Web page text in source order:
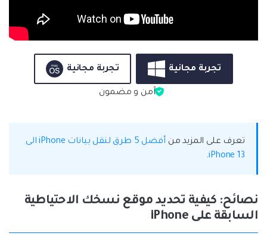
تجربة مجانية تجربة مجانية
آمن و مضمون
تعرف على المزيد من
أفضل 5 طرق لنقل بيانات iPhone الى
iPhone 13
.
نصائح: كيفية تحديد موقع نسخك الاحتياطية
السابقة على iPhone